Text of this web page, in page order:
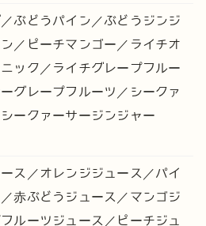
ぶどうパイン／ぶどうジンジ
／ピーチマンゴー／ライチオ
ック／ライチグレープフルー
グレープフルーツ／シークァ
ークァーサージンジャー
ス／オレンジジュース／パイ
赤ぶどうジュース／マンゴジ
ルーツジュース／ピーチジュ